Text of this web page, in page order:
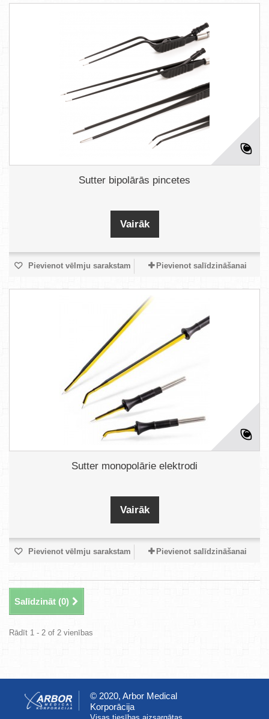
Sutter bipolārās pincetes
Vairāk
Pievienot vēlmju sarakstam Pievienot salīdzināšanai
Sutter monopolārie elektrodi
Vairāk
Pievienot vēlmju sarakstam Pievienot salīdzināšanai
Salīdzināt (0)
Rādīt 1 - 2 of 2 vienības
© 2020, Arbor Medical
Korporācija